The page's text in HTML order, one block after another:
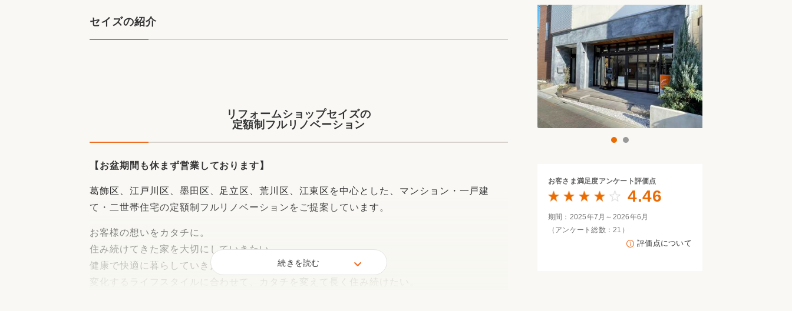
バリアフリー 自然素材
収納 デザインリフォーム 中古リフォーム 古民家再生 家族の変化
リフォームアクセル
中古物件探しから性能向上リフォームをワン
ストップ
リフォームお役立ち情報
セイズの紹介
リフォームショップセイズの
定額制フルリノベーション
【お盆期間も休まず営業しております】
葛飾区、江戸川区、墨田区、足立区、荒川区、江東区を中心とした、マンション・一戸建
て・二世帯住宅の定額制フルリノベーションをご提案しています。
お客様の想いをカタチに。
住み続けてきた家を大切にしていきたい。
健康で快適に暮らしていきたい。
変化するライフスタイルに合わせて、カタチを変えて長く住み続けたい。
続きを読む
1
お客さま満足度アンケート評価点
4.46
期間：2025年7月～2026年6月
（アンケート総数：21）
評価点について